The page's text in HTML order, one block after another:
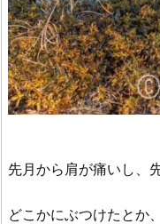
先月から肩が痛いし、
どこかにぶつけたとか